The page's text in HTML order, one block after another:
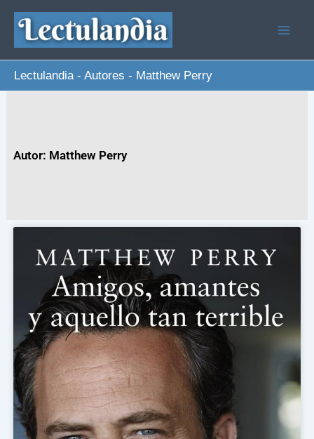
contenido
Lectulandia- Autores - Matthew Perry
Autor: Matthew Perry